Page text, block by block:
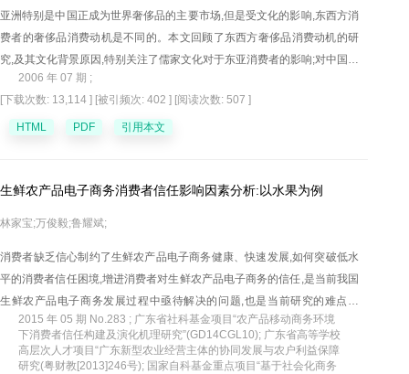
亚洲特别是中国正成为世界奢侈品的主要市场,但是受文化的影响,东西方消
费者的奢侈品消费动机是不同的。本文回顾了东西方奢侈品消费动机的研
究,及其文化背景原因,特别关注了儒家文化对于东亚消费者的影响;对中国消
费者的奢侈品消费动机进行了实证分析,对于奢侈品市场细分策略提出了建
议。
2006 年 07 期 ;
[下载次数: 13,114 ] [被引频次: 402 ] [阅读次数: 507 ]
HTML PDF 引用本文
生鲜农产品电子商务消费者信任影响因素分析:以水果为例
林家宝;万俊毅;鲁耀斌;
消费者缺乏信心制约了生鲜农产品电子商务健康、快速发展,如何突破低水
平的消费者信任困境,增进消费者对生鲜农产品电子商务的信任,是当前我国
生鲜农产品电子商务发展过程中亟待解决的问题,也是当前研究的难点问
题。基于此,文章以代表性生鲜农产品——水果为例,从产品特性、服务质量
和消费者特征三个方面考虑,构建了水果电子商务消费者信任影响因素模型,
主要分析水果质量、感知的价值、物流服务质量、网站设计质量、沟通和
2015 年 05 期 No.283 ; 广东省社科基金项目“农产品移动商务环境
下消费者信任构建及演化机理研究”(GD14CGL10); 广东省高等学校
高层次人才项目“广东新型农业经营主体的协同发展与农户利益保障
研究(粤财教[2013]246号); 国家自科基金重点项目“基于社会化商务